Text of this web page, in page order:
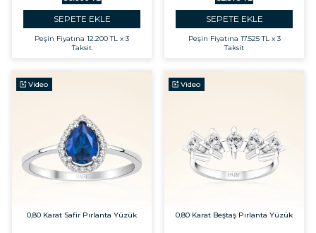
SEPETE EKLE
Peşin Fiyatına 12.200 TL x 3
Taksit
SEPETE EKLE
Peşin Fiyatına 17.525 TL x 3
Taksit
Video
0,80 Karat Safir Pırlanta Yüzük
Video
0,80 Karat Beştaş Pırlanta Yüzük